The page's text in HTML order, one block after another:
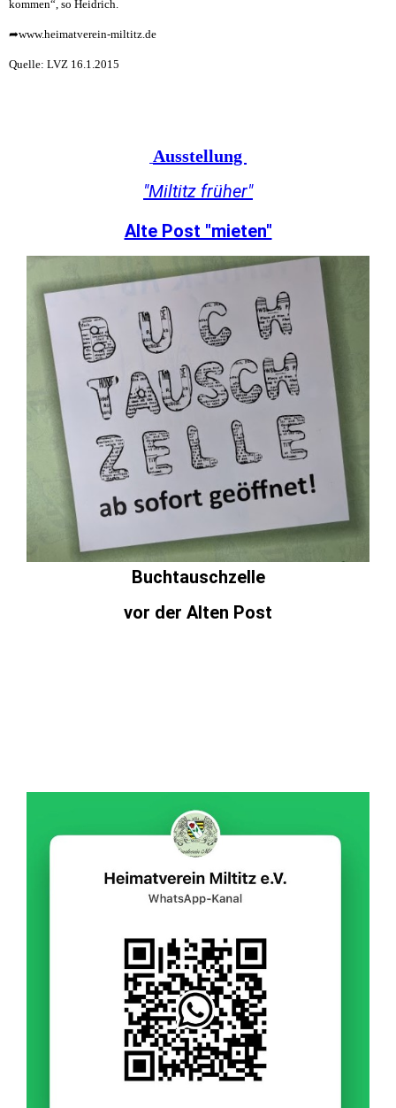
kommen“, so Heidrich.
➦www.heimatverein-miltitz.de
Quelle: LVZ 16.1.2015
Ausstellung
"Miltitz früher"
Alte Post "mieten"
Buchtauschzelle
vor der Alten Post